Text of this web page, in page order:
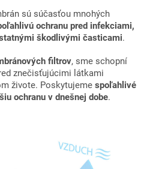
sú súčasťou mnohých
ochranu pred infekciami,
škodlivými časticami.
filtrov, sme schopní
znečisťujúcimi látkami
živote. Poskytujeme spoľahlivé
ochranu v dnešnej dobe.